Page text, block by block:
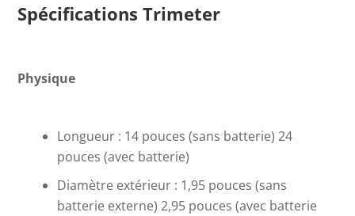
Spécifications Trimeter
Physique
Longueur : 14 pouces (sans batterie) 24
pouces (avec batterie)
Diamètre extérieur : 1,95 pouces (sans
batterie externe) 2,95 pouces (avec batterie